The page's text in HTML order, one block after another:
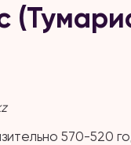
570-520